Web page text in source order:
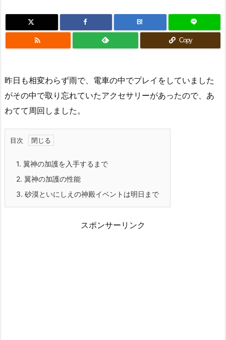
B!
 Copy
昨日も相変わらず雨で、電車の中でプレイをしていました
がその中で取り忘れていたアクセサリーがあったので、あ
わてて周回しました。
目次
1. 翼神の加護を入手するまで
2. 翼神の加護の性能
3. 砂漠といにしえの神殿イベントは明日まで
スポンサーリンク